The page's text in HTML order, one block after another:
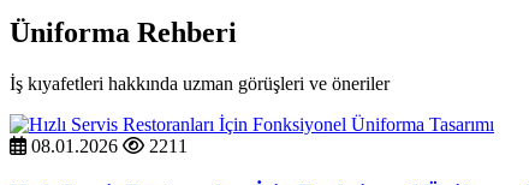
Üniforma Rehberi
İş kıyafetleri hakkında uzman görüşleri ve öneriler
08.01.2026 2211